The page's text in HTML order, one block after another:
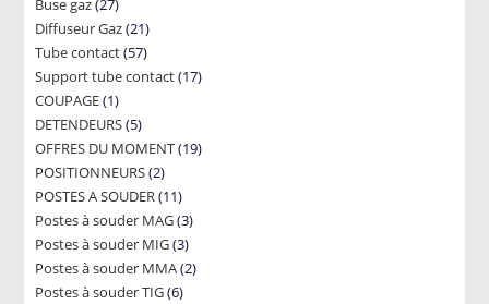
Buse gaz 27
products
Diffuseur Gaz 2121
products
Tube contact 5757
products
Support tube contact 1717
COUPAGE 11
product
DETENDEURS 55
products
OFFRES DU MOMENT 1919
POSITIONNEURS 22
products
POSTES A SOUDER 1111
products
Postes à souder MAG 33
products
Postes à souder MIG 33
products
Postes à souder MMA 22
Postes à souder TIG 66